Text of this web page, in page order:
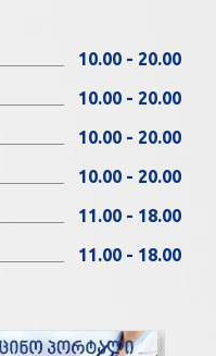
10.00 - 20.00
10.00 - 20.00
10.00 - 20.00
10.00 - 20.00
11.00 - 18.00
11.00 - 18.00